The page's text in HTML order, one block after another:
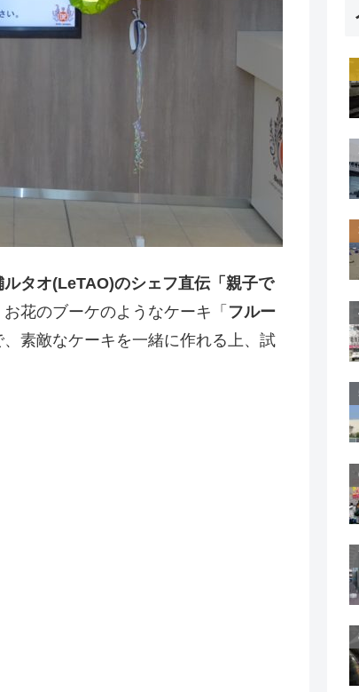
タオ(LeTAO)のシェフ直伝「親子で
花のブーケのようなケーキ「 フルー
素敵なケーキを一緒に作れる上、試